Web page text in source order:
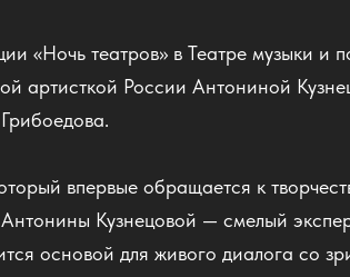
«Ночь театров» в Театре музыки и
артисткой России Антониной
впервые обращается к
Кузнецовой — смелый
основой для живого диалога со